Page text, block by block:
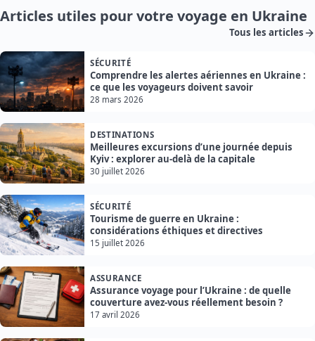
Articles utiles pour votre voyage en Ukraine
Tous les articles
SÉCURITÉ
Comprendre les alertes aériennes en Ukraine :
ce que les voyageurs doivent savoir
28 mars 2026
DESTINATIONS
Meilleures excursions d’une journée depuis
Kyiv : explorer au-delà de la capitale
30 juillet 2026
SÉCURITÉ
Tourisme de guerre en Ukraine :
considérations éthiques et directives
15 juillet 2026
ASSURANCE
Assurance voyage pour l’Ukraine : de quelle
couverture avez-vous réellement besoin ?
17 avril 2026